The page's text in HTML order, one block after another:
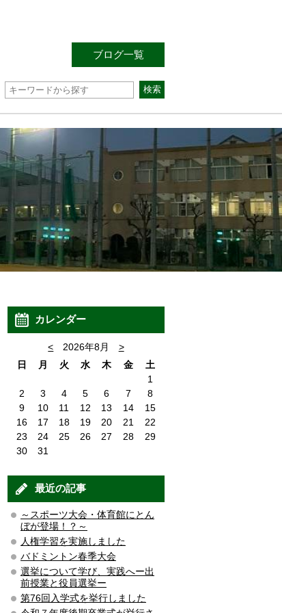
ブログ一覧
カレンダー
< 2026年8月
>
日
月 火 水 木 金
土
1
2
3 4 5 6 7
8
9
10 11 12 13 14
15
16
17 18 19 20 21
22
23
24 25 26 27 28
29
30
31
最近の記事
～スポーツ大会・体育館にとん
ぼが登場！？～
人権学習を実施しました
バドミントン春季大会
選挙について学び、実践へー出
前授業と役員選挙ー
第76回入学式を挙行しました